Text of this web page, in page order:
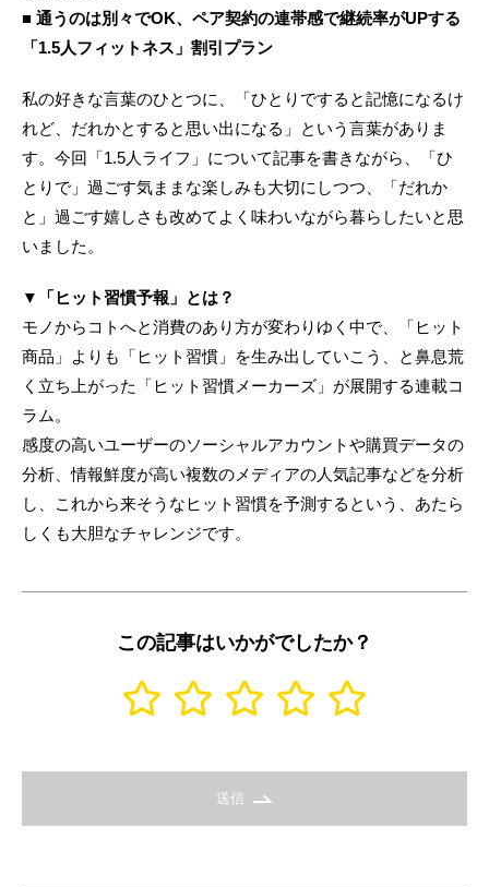
■ 通うのは別々でOK、ペア契約の連帯感で継続率がUPする
「1.5人フィットネス」割引プラン
私の好きな言葉のひとつに、「ひとりですると記憶になるけ
れど、だれかとすると思い出になる」という言葉がありま
す。今回「1.5人ライフ」について記事を書きながら、「ひ
とりで」過ごす気ままな楽しみも大切にしつつ、「だれか
と」過ごす嬉しさも改めてよく味わいながら暮らしたいと思
いました。
▼「ヒット習慣予報」とは？
モノからコトへと消費のあり方が変わりゆく中で、「ヒット
商品」よりも「ヒット習慣」を生み出していこう、と鼻息荒
く立ち上がった「ヒット習慣メーカーズ」が展開する連載コ
ラム。
感度の高いユーザーのソーシャルアカウントや購買データの
分析、情報鮮度が高い複数のメディアの人気記事などを分析
し、これから来そうなヒット習慣を予測するという、あたら
しくも大胆なチャレンジです。
この記事はいかがでしたか？
送信